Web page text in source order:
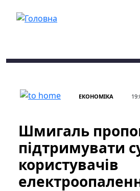
ЕКОНОМІКА
Шмигаль
підтримувати
користувачів